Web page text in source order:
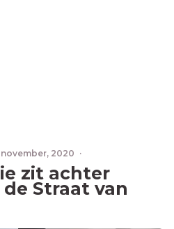
november, 2020 ·
zit achter
Straat van